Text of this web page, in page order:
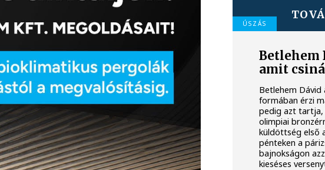
ÚSZÁS
Betlehem
amit
Betlehem
formában érzi
pedig azt tartja,
olimpiai
küldöttség első
pénteken a
bajnokságon
kieséses